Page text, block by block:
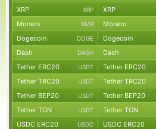
XRP XRP XRP
Monero XMR Monero
Dogecoin DOGE Dogecoin
Dash DASH Dash
Tether ERC20 USDT Tether ERC20
Tether TRC20 USDT Tether TRC20
Tether BEP20 USDT Tether BEP20
Tether TON USDT Tether TON
USDC ERC20 USDC USDC ERC20